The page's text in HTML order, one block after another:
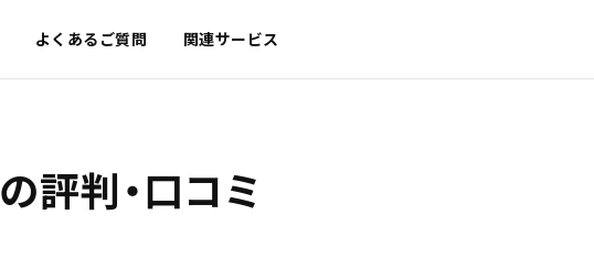
よくあるご質問 関連サービス
の評判・口コミ